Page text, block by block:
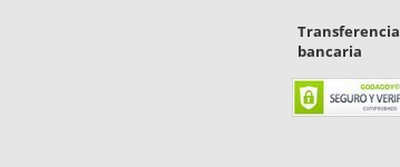
Transferencia
bancaria